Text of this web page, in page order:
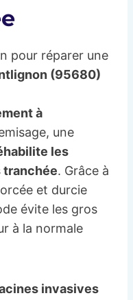
pour réparer une
(95680)
à
une
les
tranchée. Grâce à
et durcie
évite les gros
à la normale
invasives